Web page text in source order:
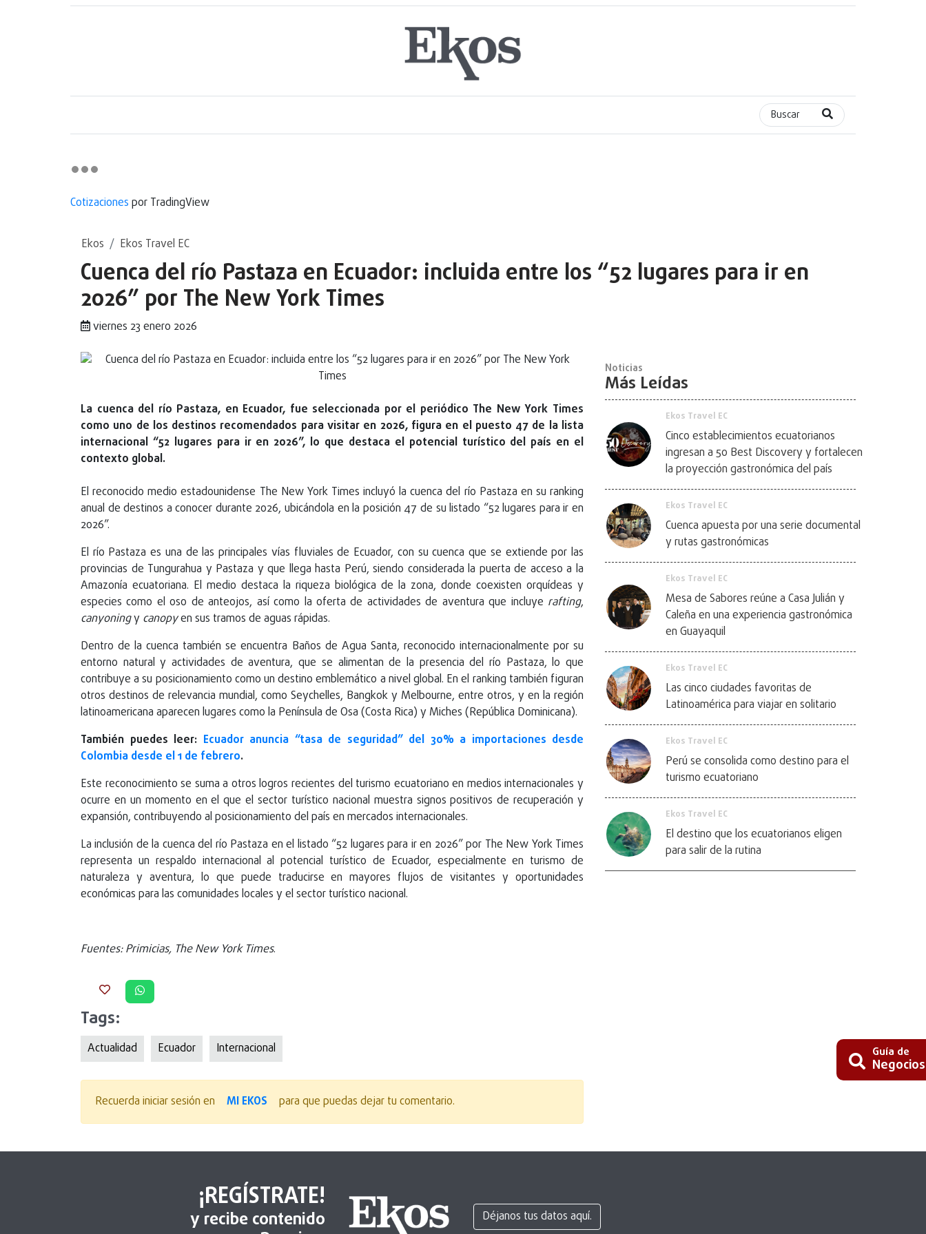
Buscar
Cotizaciones por TradingView
Ekos Ekos Travel EC
Cuenca del río Pastaza en Ecuador: incluida entre los “52 lugares para ir en
2026” por The New York Times
viernes 23 enero 2026
La cuenca del río Pastaza, en Ecuador, fue seleccionada por el periódico The New York Times
como uno de los destinos recomendados para visitar en 2026, figura en el puesto 47 de la lista
internacional “52 lugares para ir en 2026”, lo que destaca el potencial turístico del país en el
contexto global.
El reconocido medio estadounidense The New York Times incluyó la cuenca del río Pastaza en su ranking
anual de destinos a conocer durante 2026, ubicándola en la posición 47 de su listado “52 lugares para ir en
2026”.
El río Pastaza es una de las principales vías fluviales de Ecuador, con su cuenca que se extiende por las
provincias de Tungurahua y Pastaza y que llega hasta Perú, siendo considerada la puerta de acceso a la
Amazonía ecuatoriana. El medio destaca la riqueza biológica de la zona, donde coexisten orquídeas y
especies como el oso de anteojos, así como la oferta de actividades de aventura que incluye rafting,
canyoningy canopyen sus tramos de aguas rápidas.
Dentro de la cuenca también se encuentra Baños de Agua Santa, reconocido internacionalmente por su
entorno natural y actividades de aventura, que se alimentan de la presencia del río Pastaza, lo que
contribuye a su posicionamiento como un destino emblemático a nivel global. En el ranking también figuran
otros destinos de relevancia mundial, como Seychelles, Bangkok y Melbourne, entre otros, y en la región
latinoamericana aparecen lugares como la Península de Osa (Costa Rica) y Miches (República Dominicana).
También puedes leer: Ecuador anuncia “tasa de seguridad” del 30% a importaciones desde
Colombia desde el 1 de febrero.
Este reconocimiento se suma a otros logros recientes del turismo ecuatoriano en medios internacionales y
ocurre en un momento en el que el sector turístico nacional muestra signos positivos de recuperación y
expansión, contribuyendo al posicionamiento del país en mercados internacionales.
La inclusión de la cuenca del río Pastaza en el listado “52 lugares para ir en 2026” por The New York Times
representa un respaldo internacional al potencial turístico de Ecuador, especialmente en turismo de
naturaleza y aventura, lo que puede traducirse en mayores flujos de visitantes y oportunidades
económicas para las comunidades locales y el sector turístico nacional.
Fuentes: Primicias, The New York Times.
Tags:
Actualidad Ecuador Internacional
Recuerda iniciar sesión en MI EKOS para que puedas dejar tu comentario.
Noticias
Más Leídas
Ekos Travel EC
Cinco establecimientos ecuatorianos
ingresan a 50 Best Discovery y fortalecen
la proyección gastronómica del país
Ekos Travel EC
Cuenca apuesta por una serie documental
y rutas gastronómicas
Ekos Travel EC
Mesa de Sabores reúne a Casa Julián y
Caleña en una experiencia gastronómica
en Guayaquil
Ekos Travel EC
Las cinco ciudades favoritas de
Latinoamérica para viajar en solitario
Ekos Travel EC
Perú se consolida como destino para el
turismo ecuatoriano
Ekos Travel EC
El destino que los ecuatorianos eligen
para salir de la rutina
¡REGÍSTRATE!
y recibe contenido Déjanos tus datos aquí.
Guía de